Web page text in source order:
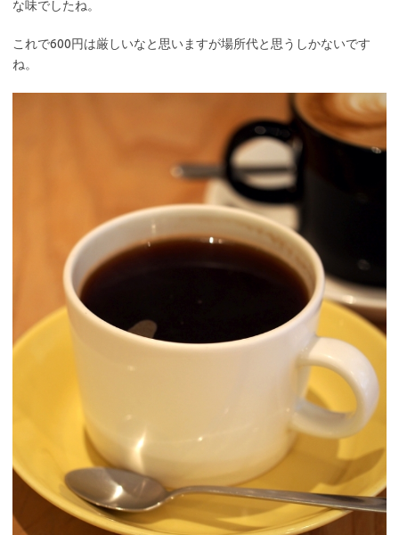
な味でしたね。
これで600円は厳しいなと思いますが場所代と思うしかないです
ね。